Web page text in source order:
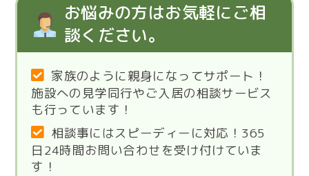
お悩みの方はお気軽にご相
談ください。
家族のように親身になってサポート！
施設への見学同行やご入居の相談サービス
も行っています！
相談事にはスピーディーに対応！365
日24時間お問い合わせを受け付けていま
す！